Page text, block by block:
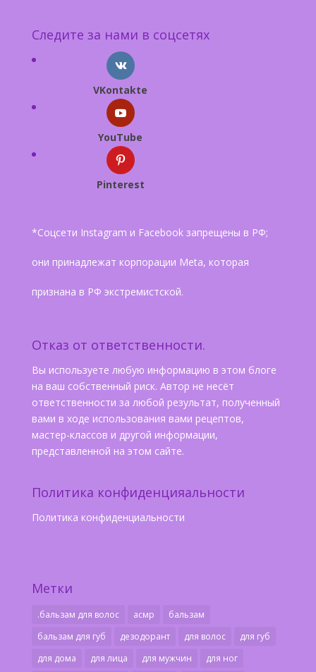
Следите за нами в соцсетях
VKontakte
YouTube
Pinterest
*Соцсети Instagram и Facebook запрещены в РФ;
они принадлежат корпорации Meta, которая
признана в РФ экстремистской.
Отказ от ответственности.
Вы используете любую информацию в этом блоге
на ваш собственный риск. Автор не несёт
ответственности за любой результат, полученный
вами в ходе использования вами рецептов,
мастер-классов и другой информации,
представленной на этом сайте.
Политика конфиденцияальности
Политика конфиденциальности
Метки
.бальзам для волос асмр
бальзам
бальзам для губ
дезодорант для волос
для губ
для дома
для лица для мужчин
для ног